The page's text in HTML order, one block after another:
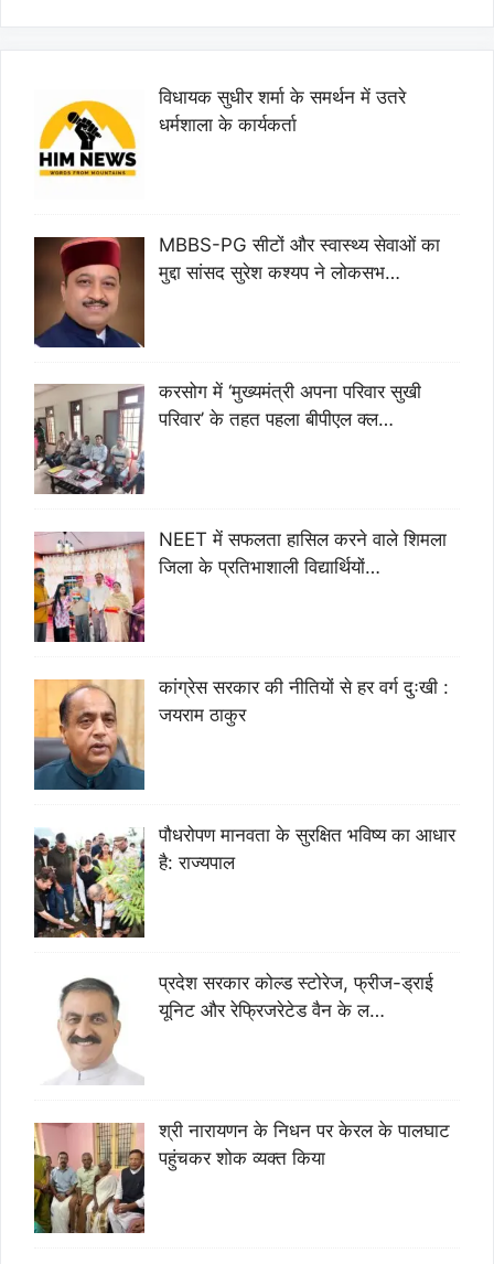
विधायक सुधीर शर्मा के समर्थन में उतरे
धर्मशाला के कार्यकर्ता
MBBS-PG सीटों और स्वास्थ्य सेवाओं का
मुद्दा सांसद सुरेश कश्यप ने लोकसभ…
करसोग में ‘मुख्यमंत्री अपना परिवार सुखी
परिवार’ के तहत पहला बीपीएल क्ल…
NEET में सफलता हासिल करने वाले शिमला
जिला के प्रतिभाशाली विद्यार्थियों…
कांग्रेस सरकार की नीतियों से हर वर्ग दुःखी :
जयराम ठाकुर
पौधरोपण मानवता के सुरक्षित भविष्य का आधार
है: राज्यपाल
प्रदेश सरकार कोल्ड स्टोरेज, फ्रीज-ड्राई
यूनिट और रेफ्रिजरेटेड वैन के ल…
श्री नारायणन के निधन पर केरल के पालघाट
पहुंचकर शोक व्यक्त किया